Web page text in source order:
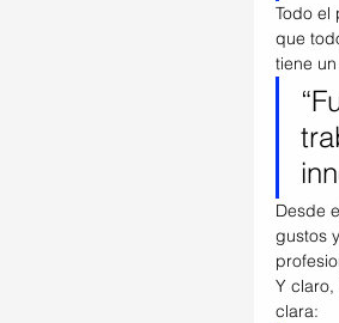
Todo el
que
tiene
Desde
gustos
Y claro,
clara: